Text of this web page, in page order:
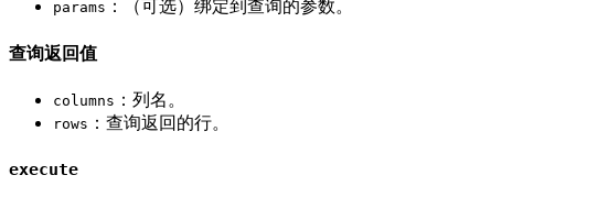
params ：（可选）绑定到查询的参数。
查询返回值
columns ：列名。
rows ：查询返回的行。
execute